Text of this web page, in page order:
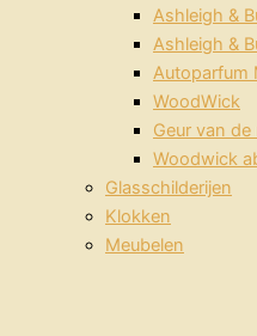
Ashleigh &
Ashleigh &
Autoparfum
WoodWick
Geur van
Woodwick
Glasschilderijen
Klokken
Meubelen